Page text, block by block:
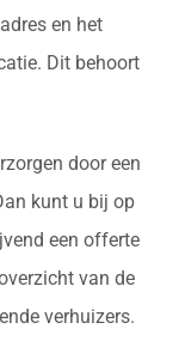
en het
Dit behoort
door een
kunt u bij op
een offerte
van de
verhuizers.